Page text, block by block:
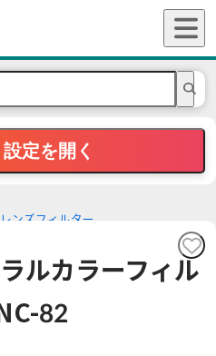
定を開く
レンズフィルター
ルカラーフィル
82